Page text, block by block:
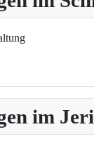
im